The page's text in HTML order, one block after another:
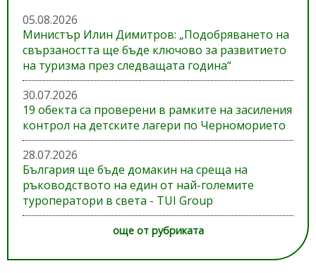
05.08.2026
Министър Илин Димитров: „Подобряването на
свързаността ще бъде ключово за развитието
на туризма през следващата година“
30.07.2026
19 обекта са проверени в рамките на засиления
контрол на детските лагери по Черноморието
28.07.2026
България ще бъде домакин на среща на
ръководството на един от най-големите
туроператори в света - TUI Group
още от рубриката